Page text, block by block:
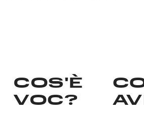
COS'È
VOC?